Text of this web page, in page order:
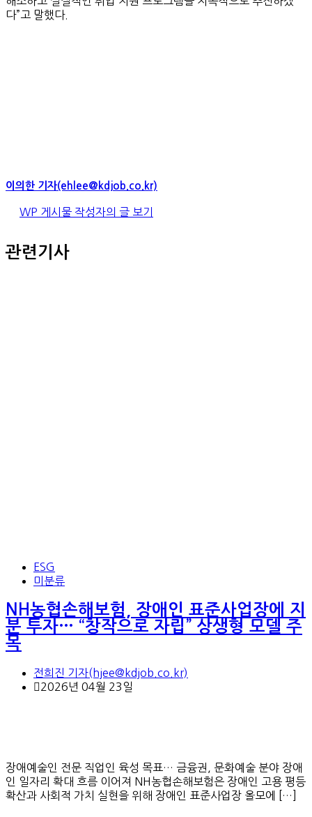
다”고 말했다.
이의한 기자(ehlee@kdjob.co.kr)
WP 게시물 작성자의 글 보기
관련기사
ESG
미분류
NH농협손해보험, 장애인 표준사업장에 지
분 투자… “창작으로 자립” 상생형 모델 주
목
전희진 기자(hjee@kdjob.co.kr)
2026년 04월 23일
장애예술인 전문 직업인 육성 목표… 금융권, 문화예술 분야 장애
인 일자리 확대 흐름 이어져 NH농협손해보험은 장애인 고용 평등
확산과 사회적 가치 실현을 위해 장애인 표준사업장 올모에 […]